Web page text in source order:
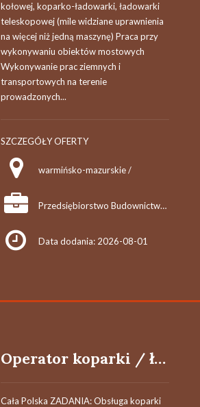
kołowej, koparko-ładowarki, ładowarki
teleskopowej (mile widziane uprawnienia
na więcej niż jedną maszynę) Praca przy
wykonywaniu obiektów mostowych
Wykonywanie prac ziemnych i
transportowych na terenie
prowadzonych...
SZCZEGÓŁY OFERTY
warmińsko-mazurskie /
Przedsiębiorstwo Budownictwa Komunikacyjnego "MOSTKOL" Sp. z o.o.
Data dodania: 2026-08-01
Operator koparki / ładowarki teleskopowej
Cała Polska ZADANIA: Obsługa koparki